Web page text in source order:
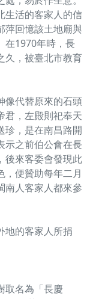
生活的客家人的信
萍回憶該土地廟與
在1970年時，長
久，被臺北市教育
像代替原來的石頭
君，左殿則祀奉天
珍，是在南昌路開
示之前伯公會在長
後來客委會發現此
，便贊助每年二月
南人客家人都來參
地的客家人所捐
取名為「長慶